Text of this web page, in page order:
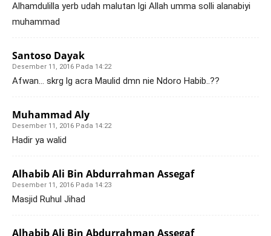
Alhamdulilla yerb udah malutan lgi Allah umma solli alanabiyi
muhammad
Santoso Dayak
Desember 11, 2016 Pada 14:22
Afwan… skrg lg acra Maulid dmn nie Ndoro Habib..??
Muhammad Aly
Desember 11, 2016 Pada 14:22
Hadir ya walid
Alhabib Ali Bin Abdurrahman Assegaf
Desember 11, 2016 Pada 14:23
Masjid Ruhul Jihad
Alhabib Ali Bin Abdurrahman Assegaf